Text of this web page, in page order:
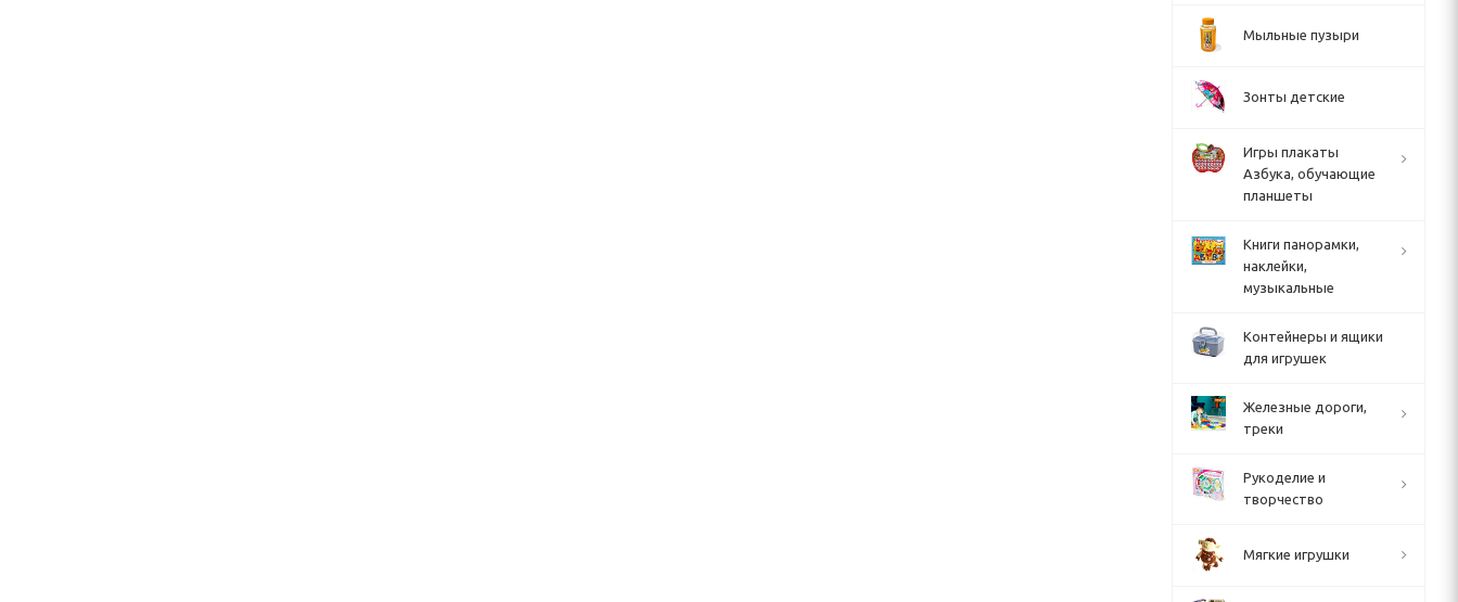
Мыльные пузыри
Зонты детские
Игры плакаты
Азбука, обучающие
планшеты
Книги панорамки,
наклейки,
музыкальные
Контейнеры и ящики
для игрушек
Железные дороги,
треки
Рукоделие и
творчество
Мягкие игрушки